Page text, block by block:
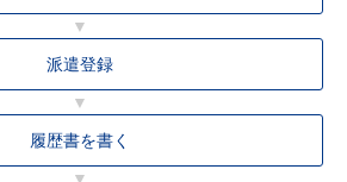
派遣登録
履歴書を書く